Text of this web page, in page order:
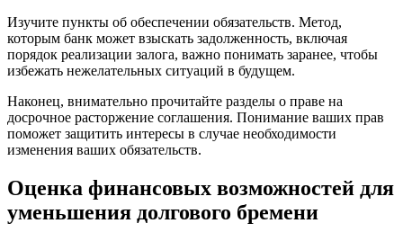
Изучите пункты об обеспечении обязательств. Метод,
которым банк может взыскать задолженность, включая
порядок реализации залога, важно понимать заранее, чтобы
избежать нежелательных ситуаций в будущем.
Наконец, внимательно прочитайте разделы о праве на
досрочное расторжение соглашения. Понимание ваших прав
поможет защитить интересы в случае необходимости
изменения ваших обязательств.
Оценка финансовых возможностей для
уменьшения долгового бремени